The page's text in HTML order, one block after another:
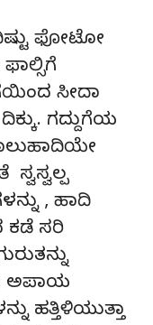
ಫೋಟೋ
ಸೀದಾ
ಗದ್ದುಗೆಯ
ಸ್ವಸ್ವಲ್ಪ
, ಹಾದಿ
ಸರಿ
ಅಪಾಯ
ಹತ್ತಿಳಿಯುತ್ತಾ